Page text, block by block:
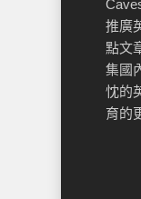
推廣
點文
集國
忱的
育的